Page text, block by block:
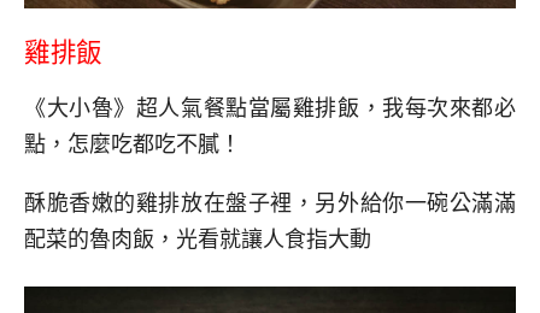
雞排飯
《大小魯》超人氣餐點當屬雞排飯，我每次來都必
點，怎麼吃都吃不膩！
酥脆香嫩的雞排放在盤子裡，另外給你一碗公滿滿
配菜的魯肉飯，光看就讓人食指大動